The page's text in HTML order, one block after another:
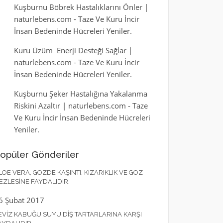
Kuşburnu Böbrek Hastalıklarını Önler |
naturlebens.com - Taze Ve Kuru İncir
İnsan Bedeninde Hücreleri Yeniler.
Kuru Üzüm Enerji Desteği Sağlar |
naturlebens.com - Taze Ve Kuru İncir
İnsan Bedeninde Hücreleri Yeniler.
Kuşburnu Şeker Hastalığına Yakalanma
Riskini Azaltır | naturlebens.com - Taze
Ve Kuru İncir İnsan Bedeninde Hücreleri
Yeniler.
Gönderiler
VERA, GÖZDE KAŞINTI, KIZARIKLIK VE GÖZ
FAYDALIDIR.
Şubat 2017
KABUĞU SUYU DIŞ TARTARLARINA KARŞI